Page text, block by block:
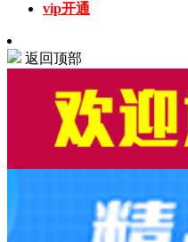
vip开通
返回顶部